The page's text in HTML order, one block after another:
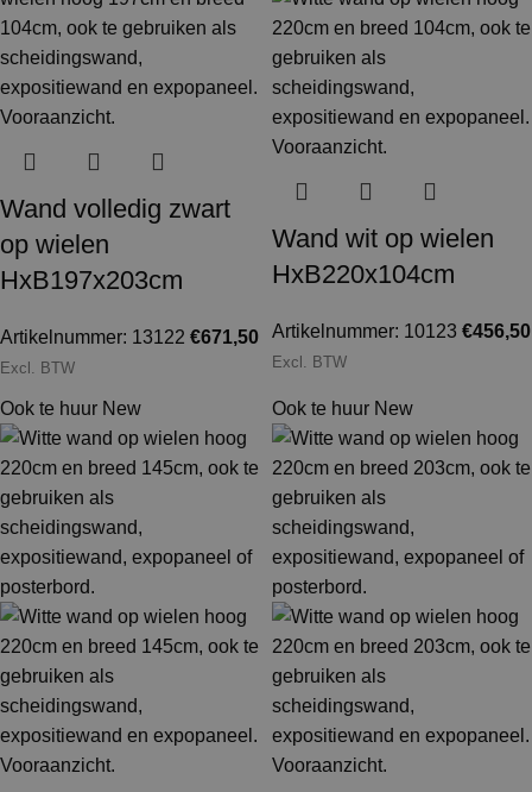
Wand volledig zwart
op wielen
HxB197x203cm
Artikelnummer: 13122 €671,50
Excl. BTW
Wand wit op wielen
HxB220x104cm
Artikelnummer: 10123 €456,50
Excl. BTW
Ook te huur New Ook te huur New